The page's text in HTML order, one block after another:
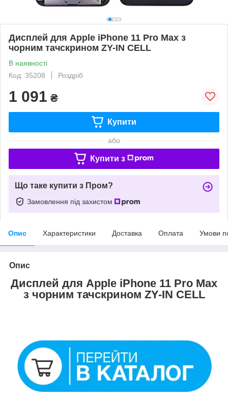
Дисплей для Apple iPhone 11 Pro Max з
чорним тачскрином ZY-IN CELL
В наявності
Код: 35208
Роздріб
1 091 ₴
Купити
або
Купити з
Що таке купити з Пром?
Замовлення під захистом
Опис Характеристики Доставка Оплата Умови
Опис
Дисплей для Apple iPhone 11 Pro Max
з чорним тачскрином ZY-IN CELL